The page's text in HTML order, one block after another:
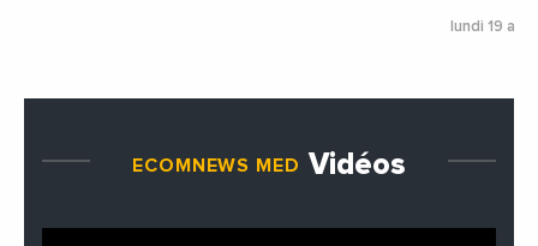
lundi 19
ECOMNEWS MED Vidéos